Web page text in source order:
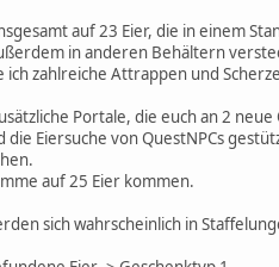
auf 23 Eier, die in einem
in anderen Behältern
ich zahlreiche Attrappen und
Portale, die euch an 2
Eiersuche von QuestNPCs
auf 25 Eier kommen.
sich wahrscheinlich in